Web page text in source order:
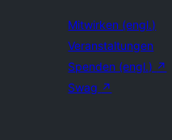
Mitwirken (engl.)
Veranstaltungen
Spenden (engl.) ↗
Swag ↗